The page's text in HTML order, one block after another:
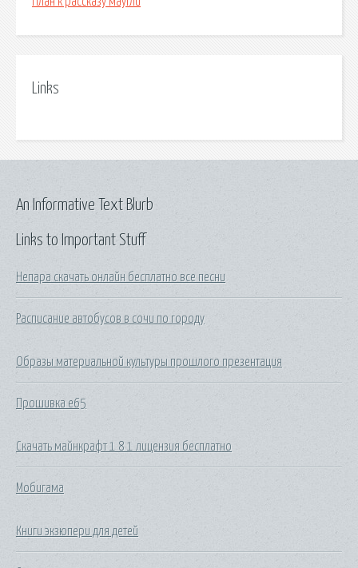
Links
Links to Important Stuff
Непара скачать онлайн бесплатно все песни
Расписание автобусов в сочи по городу
Образы материальной культуры прошлого презентация
Прошивка е65
Скачать майнкрафт 1 8 1 лицензия бесплатно
Мобигама
Книги экзюпери для детей
An Informative Text Blurb